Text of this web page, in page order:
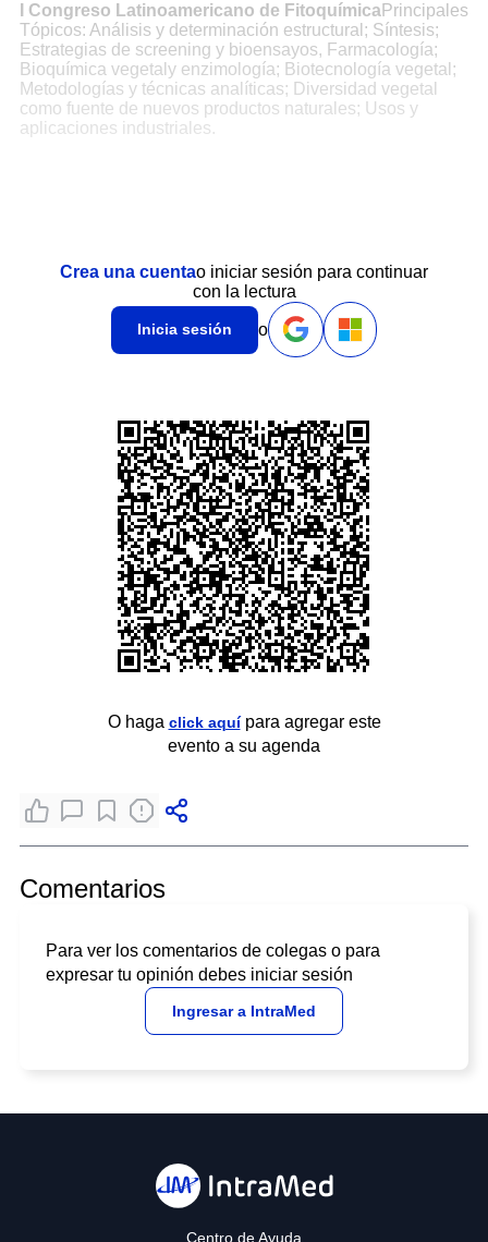
I Congreso Latinoamericano de FitoquímicaPrincipales
Tópicos: Análisis y determinación estructural; Síntesis;
Estrategias de screening y bioensayos, Farmacología;
Bioquímica vegetaly enzimología; Biotecnología vegetal;
Metodologías y técnicas analíticas; Diversidad vegetal
como fuente de nuevos productos naturales; Usos y
aplicaciones industriales.
Crea una cuentao iniciar sesión para continuar
con la lectura
Inicia sesión o
O haga click aquípara agregar este
evento a su agenda
Comentarios
Para ver los comentarios de colegas o para
expresar tu opinión debes iniciar sesión
Ingresar a IntraMed
Centro de Ayuda